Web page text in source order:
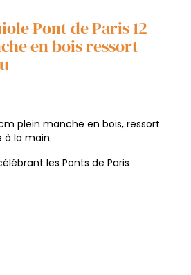
Pont de Paris 12
en bois ressort
plein manche en bois, ressort
à la main.
les Ponts de Paris